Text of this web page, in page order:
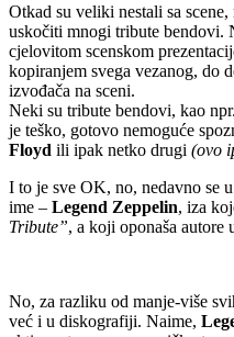
Otkad su veliki nestali sa
uskočiti mnogi tribute bendovi.
cjelovitom scenskom
kopiranjem svega vezanog, do
izvođača na sceni.
Neki su tribute bendovi, kao npr.
je teško, gotovo nemoguće
Floyd ili ipak netko drugi (ovo
I to je sve OK, no, nedavno se
ime – Legend Zeppelin, iza
Tribute”, a koji oponaša autore
No, za razliku od manje-više
već i u diskografiji. Naime,